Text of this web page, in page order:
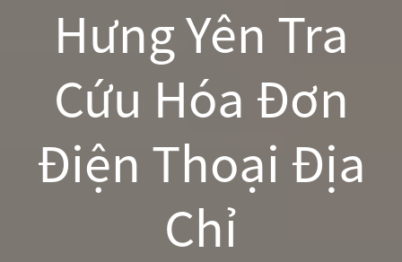
Hưng Yên Tra
Cứu Hóa Đơn
Điện Thoại Địa
Chỉ